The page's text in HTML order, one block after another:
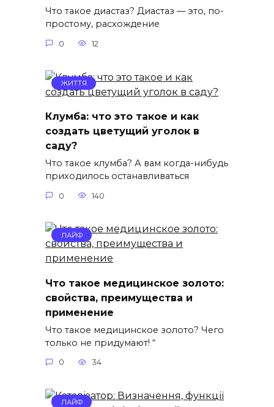
Что такое диастаз? Диастаз — это, по-
простому, расхождение
0 12
ЖИТТЯ
Клумба: что это такое и как
создать цветущий уголок в
саду?
Что такое клумба? А вам когда-нибудь
приходилось останавливаться
0 140
ЛАЙФ
Что такое медицинское золото:
свойства, преимущества и
применение
Что такое медицинское золото? Чего
только не придумают! “
0 34
ЛАЙФ